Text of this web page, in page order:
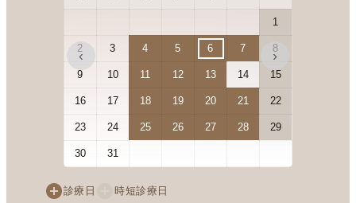
‹
1
2 3 4 5 6 7 8
9 10 11 12 13 14 15
16 17 18 19 20 21 22
23 24 25 26 27 28 29
30 31
›
診療日 時短診療日